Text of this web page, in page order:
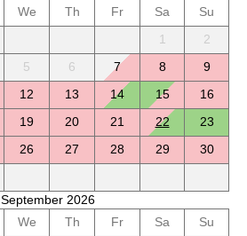
We Th Fr Sa
Su
1
2
5 6 7 8
9
12 13 14 15
16
19 20 21 22
23
26 27 28 29
30
September 2026
We Th Fr Sa
Su